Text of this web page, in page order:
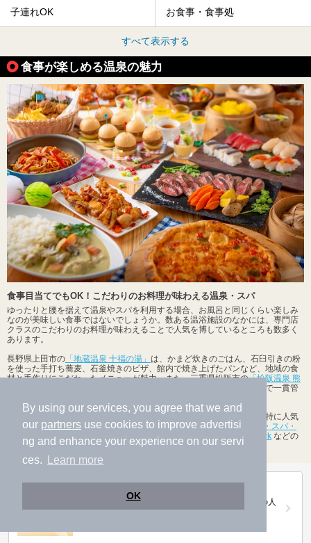
By using our services, you agree that we and
our partners use cookies to improve advertisi
ng and enhance your experience on our servi
ces.
Learn more
OK
子連れOK お食事・食事処
すべて表示する
食事が楽しめる温泉の魅力
食事目当てでもOK！こだわりのお料理が味わえる温泉・スパ
ゆったりと腰を据えて温泉やスパを利用する場合、お風呂と同じくらい楽しみ
なのが美味しい食事ではないでしょうか。数ある温浴施設のなかには、専門店
クラスのこだわりのお料理が味わえることで人気を博しているところも数多く
あります。
長野県上田市の 「地蔵温泉 十福の湯」 は、かまど炊きのごはん、石臼引きの粉
を使った手打ち蕎麦、石釜焼きのピザ、館内で焼き上げたパンなど、地域の食
材と手作りにこだわったメニューが魅力。また、三重県松阪市の「松阪温泉 熊
では、熊本阿蘇の大自然のなかにある牧場で生産から流通まで一貫管
新福島駅の食事が楽しめる温泉、日帰り温泉、スーパー銭湯の中でも特に人気
があるのは、ホテル阪神大阪、FOUR SEASONS HOTEL OSAKA(ザ・スパ・
アットフォーシーズンズホテル大阪)
うめきた温泉 蓮 Wellbeing Park などの
施設です。ぜひ一度は足を運んでみてください。
全国約2.2万件の中から頂点に選ばれた、2025年の人
気施設は…